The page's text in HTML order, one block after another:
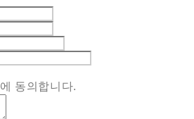
에 동의합니다.